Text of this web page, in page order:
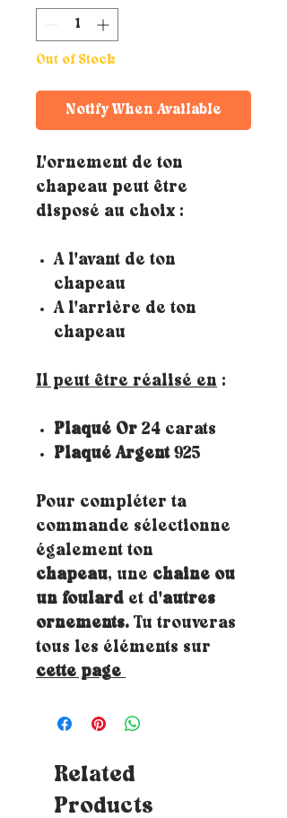
Out of Stock
Notify When Available
L'ornement de ton
chapeau peut être
disposé au choix :
A l'avant de ton
chapeau
A l'arrière de ton
chapeau
Il peut être réalisé en :
Plaqué Or 24 carats
Plaqué Argent925
Pour compléter ta
commande sélectionne
également ton
chapeau, une chaine ou
un foulard et d'autres
ornements. Tu trouveras
tous les éléments sur
cette page
Related
Products